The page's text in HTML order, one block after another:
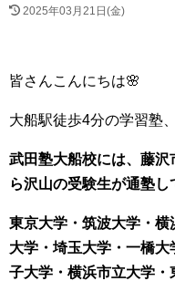
2025年03月21日(金)
皆さんこんにちは🌸
大船駅徒歩4分の学習塾
武田塾大船校には、藤
ら沢山の受験生が通塾し
東京大学・筑波大学・
大学・埼玉大学・一橋
子大学・横浜市立大学